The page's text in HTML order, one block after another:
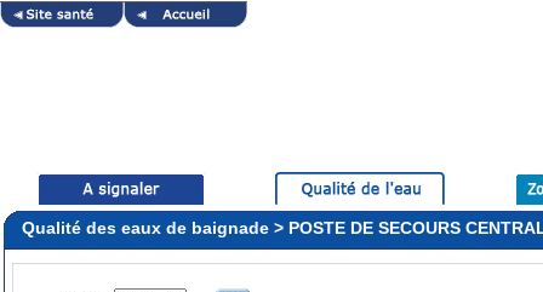
Qualité des eaux de baignade > POSTE DE SECOURS